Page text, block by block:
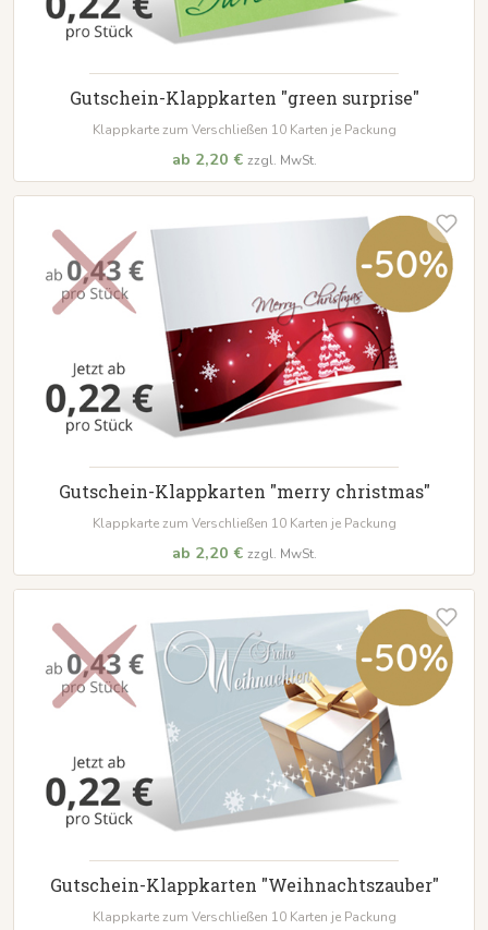
Gutschein-Klappkarten "green surprise"
Klappkarte zum Verschließen 10 Karten je Packung
ab 2,20 € zzgl. MwSt.
Gutschein-Klappkarten "merry christmas"
Klappkarte zum Verschließen 10 Karten je Packung
ab 2,20 € zzgl. MwSt.
Gutschein-Klappkarten "Weihnachtszauber"
Klappkarte zum Verschließen 10 Karten je Packung